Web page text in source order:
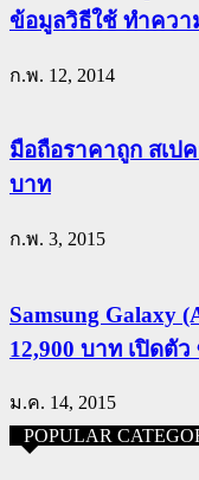
ข้อมูลวิธีใช้ ทำควา
ก.พ. 12, 2014
มือถือราคาถูก สเป
บาท
ก.พ. 3, 2015
Samsung Galaxy
12,900 บาท เปิดตั
ม.ค. 14, 2015
POPULAR